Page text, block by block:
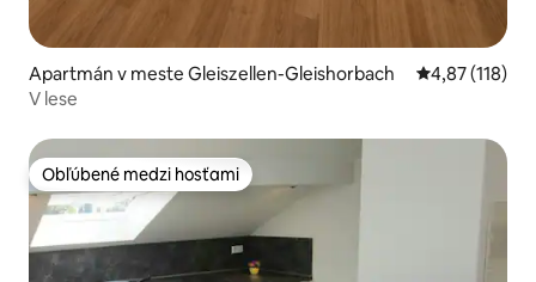
Apartmán v meste Gleiszellen-Gleishorbach Priemerné
4,87 (118)
V lese
Obľúbené medzi hosťami
Obľúbené medzi hosťami